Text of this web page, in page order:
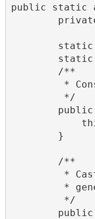
public static
        /**
*
         */
        }
        /**
*
*
         */